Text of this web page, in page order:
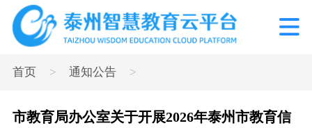
首页 > 通知公告 >
市教育局办公室关于开展2026年泰州市教育信